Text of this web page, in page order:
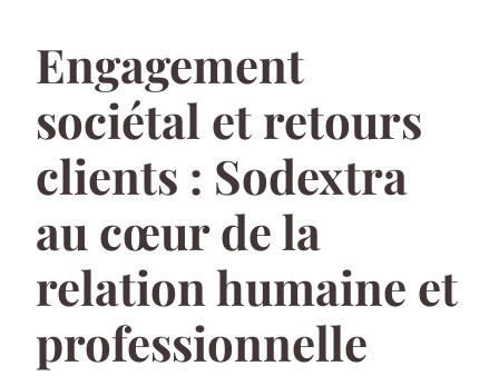
Engagement
sociétal et retours
clients : Sodextra
au cœur de la
relation humaine et
professionnelle